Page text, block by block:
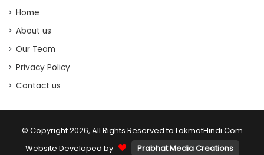
Home
About us
Our Team
Privacy Policy
Contact us
© Copyright 2026, All Rights Reserved to LokmatHindi.Com
Website Developed by
Prabhat Media Creations